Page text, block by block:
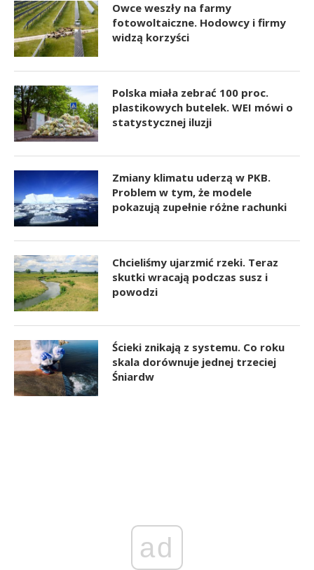
Owce weszły na farmy
fotowoltaiczne. Hodowcy i firmy
widzą korzyści
Polska miała zebrać 100 proc.
plastikowych butelek. WEI mówi o
statystycznej iluzji
Zmiany klimatu uderzą w PKB.
Problem w tym, że modele
pokazują zupełnie różne rachunki
Chcieliśmy ujarzmić rzeki. Teraz
skutki wracają podczas susz i
powodzi
Ścieki znikają z systemu. Co roku
skala dorównuje jednej trzeciej
Śniardw
ad